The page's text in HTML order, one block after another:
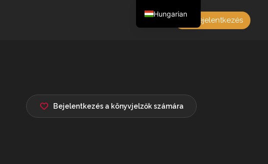
Bejelentkezés
Bejelentkezés a könyvjelzők számára
Hungarian
English
French